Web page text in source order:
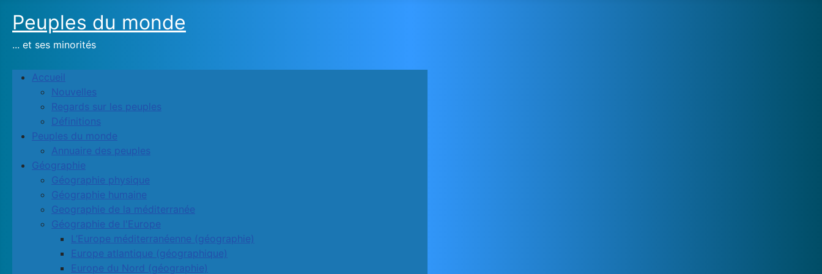
Peuples du monde
... et ses minorités
Accueil
Nouvelles
Regards sur les peuples
Définitions
Peuples du monde
Annuaire des peuples
Géographie
Géographie physique
Géographie humaine
Geographie de la méditerranée
Géographie de l'Europe
L’Europe méditerranéenne (géographie)
Europe atlantique (géographique)
Europe du Nord (géographie)